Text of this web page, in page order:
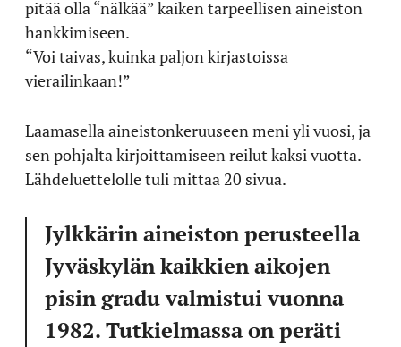
pitää olla “nälkää” kaiken tarpeellisen aineiston
hankkimiseen.
“Voi taivas, kuinka paljon kirjastoissa
vierailinkaan!”
Laamasella aineistonkeruuseen meni yli vuosi, ja
sen pohjalta kirjoittamiseen reilut kaksi vuotta.
Lähdeluettelolle tuli mittaa 20 sivua.
Jylkkärin aineiston perusteella
Jyväskylän kaikkien aikojen
pisin gradu valmistui vuonna
1982. Tutkielmassa on peräti